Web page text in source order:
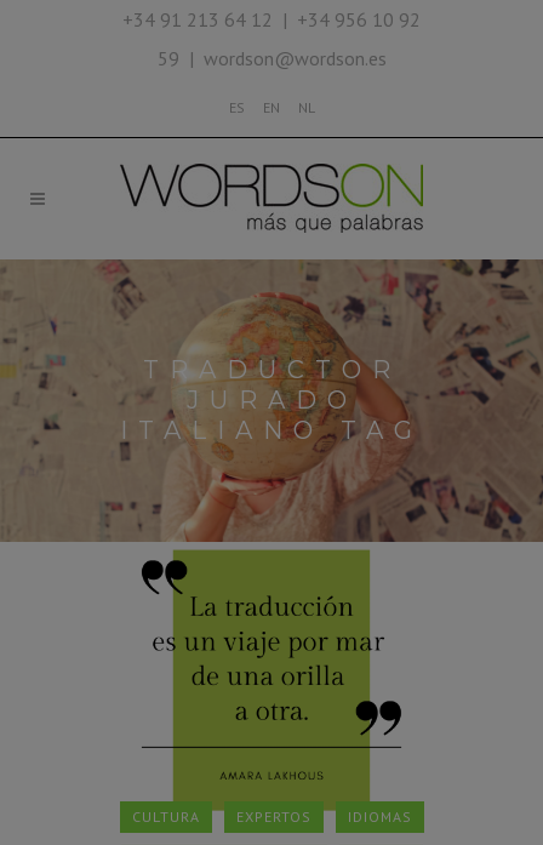
+34 91 213 64 12 | +34 956 10 92
59 | wordson@wordson.es
ES EN NL
TRADUCTOR
JURADO
ITALIANO TAG
CULTURA EXPERTOS IDIOMAS